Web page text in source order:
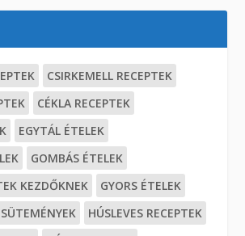
CSIRKEMELL RECEPTEK
CÉKLA RECEPTEK
EGYTÁL ÉTELEK
GOMBÁS ÉTELEK
KEZDŐKNEK
GYORS ÉTELEK
HÚSLEVES RECEPTEK